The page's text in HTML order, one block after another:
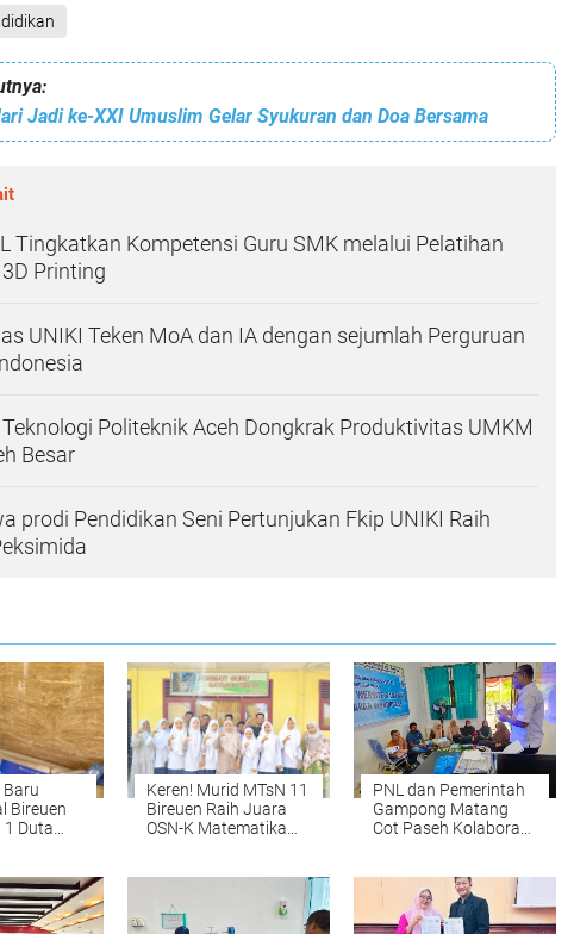
Jadi ke-XXI Umuslim Gelar Syukuran dan Doa Bersama
Tingkatkan Kompetensi Guru SMK melalui Pelatihan
Printing
UNIKI Teken MoA dan IA dengan sejumlah Perguruan
Politeknik Aceh Dongkrak Produktivitas UMKM
Besar
prodi Pendidikan Seni Pertunjukan Fkip UNIKI Raih
Bireuen
1 Duta
ke
Keren! Murid MTsN 11
Bireuen Raih Juara
OSN-K Matematika
PNL dan Pemerintah
Gampong Matang
Cot Paseh Kolaborasi
Desa